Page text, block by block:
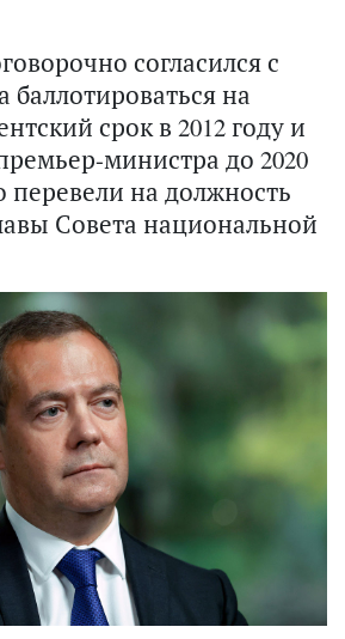
согласился с
на
срок в 2012 году и
министра до 2020
перевели на должность
Совета национальной